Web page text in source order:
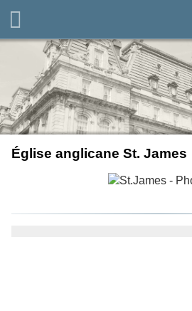
Église anglicane St. James